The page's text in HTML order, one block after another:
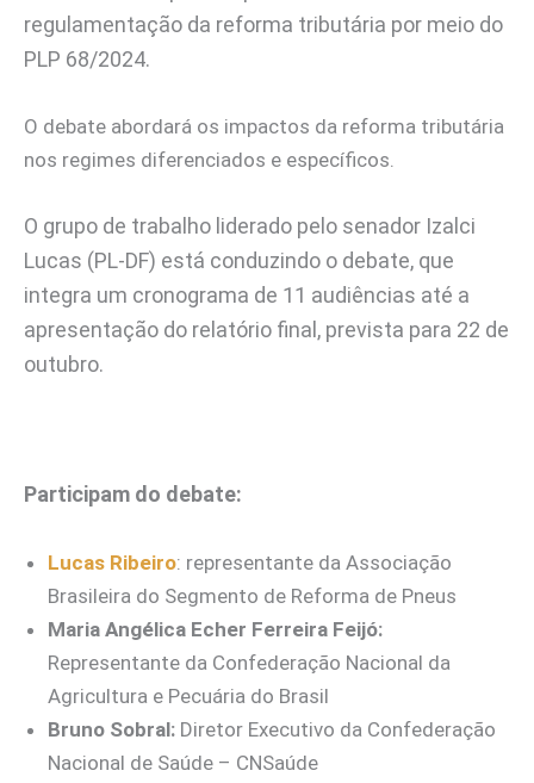
regulamentação da reforma tributária por meio do
PLP 68/2024.
O debate abordará os impactos da reforma tributária
nos regimes diferenciados e específicos.
O grupo de trabalho liderado pelo senador Izalci
Lucas (PL-DF) está conduzindo o debate, que
integra um cronograma de 11 audiências até a
apresentação do relatório final, prevista para 22 de
outubro.
Participam do debate:
Lucas Ribeiro: representante da Associação
Brasileira do Segmento de Reforma de Pneus
Maria Angélica Echer Ferreira Feijó:
Representante da Confederação Nacional da
Agricultura e Pecuária do Brasil
Bruno Sobral: Diretor Executivo da Confederação
Nacional de Saúde – CNSaúde